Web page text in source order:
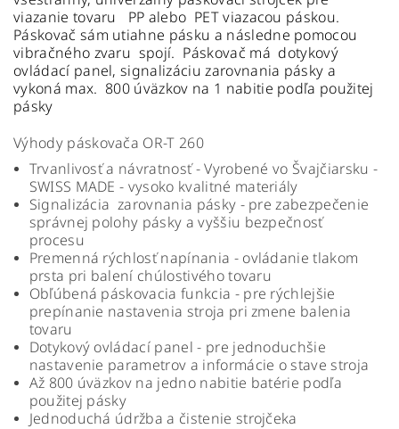
viazanie tovaru PP alebo PET viazacou páskou.
Páskovač sám utiahne pásku a následne pomocou
vibračného zvaru spojí. Páskovač má dotykový
ovládací panel, signalizáciu zarovnania pásky a
vykoná max. 800 úväzkov na 1 nabitie podľa použitej
pásky
Výhody páskovača OR-T 260
Trvanlivosť a návratnosť - Vyrobené vo Švajčiarsku -
SWISS MADE - vysoko kvalitné materiály
Signalizácia zarovnania pásky - pre zabezpečenie
správnej polohy pásky a vyššiu bezpečnosť
procesu
Premenná rýchlosť napínania - ovládanie tlakom
prsta pri balení chúlostivého tovaru
Obľúbená páskovacia funkcia - pre rýchlejšie
prepínanie nastavenia stroja pri zmene balenia
tovaru
Dotykový ovládací panel - pre jednoduchšie
nastavenie parametrov a informácie o stave stroja
Až 800 úväzkov na jedno nabitie batérie podľa
použitej pásky
Jednoduchá údržba a čistenie strojčeka